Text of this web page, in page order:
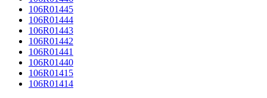
106R01445
106R01444
106R01443
106R01442
106R01441
106R01440
106R01415
106R01414